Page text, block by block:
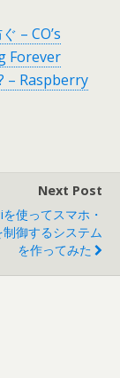
– CO’s
Forever
– Raspberry
Next Post
使ってスマホ・
御するシステム
を作ってみた